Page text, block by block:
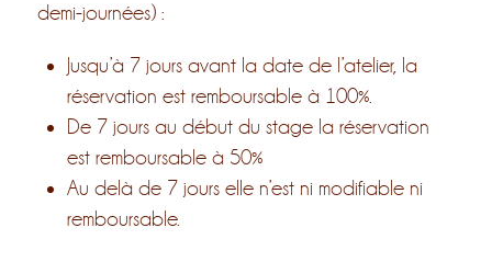
demi-journées) :
Jusqu’à 7 jours avant la date de l’atelier, la
réservation est remboursable à 100%.
De 7 jours au début du stage la réservation
est remboursable à 50%
Au delà de 7 jours elle n’est ni modifiable ni
remboursable.